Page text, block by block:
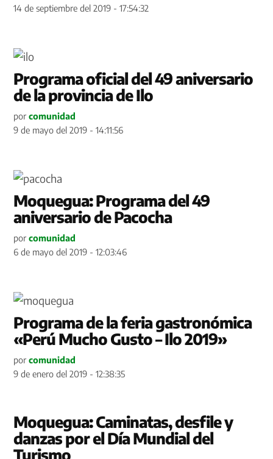
14 de septiembre del 2019 - 17:54:32
Programa oficial del 49 aniversario
de la provincia de Ilo
por comunidad
9 de mayo del 2019 - 14:11:56
Moquegua: Programa del 49
aniversario de Pacocha
por comunidad
6 de mayo del 2019 - 12:03:46
Programa de la feria gastronómica
«Perú Mucho Gusto – Ilo 2019»
por comunidad
9 de enero del 2019 - 12:38:35
Moquegua: Caminatas, desfile y
danzas por el Día Mundial del
Turismo